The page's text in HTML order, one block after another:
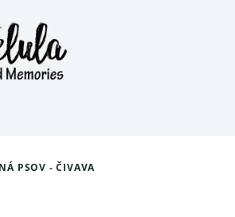
PSOV - ČIVAVA